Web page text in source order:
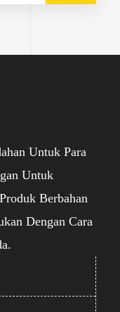
Untuk Para
Untuk
Berbahan
Dengan Cara